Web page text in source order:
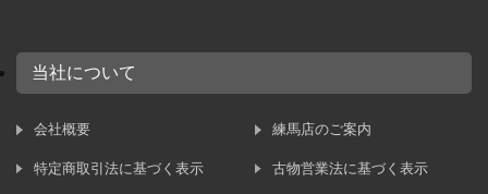
当社について
会社概要 練馬店のご案内
特定商取引法に基づく表示 古物営業法に基づく表示